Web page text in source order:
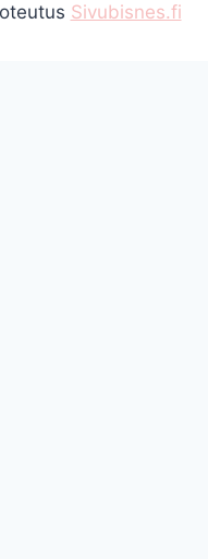
Sivubisnes.fi